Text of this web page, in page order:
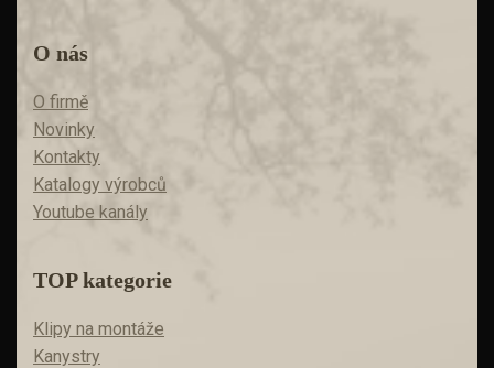
O nás
O firmě
Novinky
Kontakty
Katalogy výrobců
Youtube kanály
TOP kategorie
Klipy na montáže
Kanystry